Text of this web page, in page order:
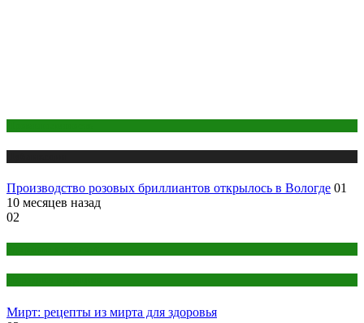
Производство розовых бриллиантов открылось в Вологде 01
10 месяцев назад
02
Мирт: рецепты из мирта для здоровья